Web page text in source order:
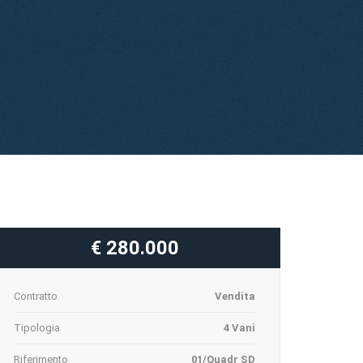
€ 280.000
Contratto Vendita
Tipologia 4 Vani
Riferimento 01/Quadr SD